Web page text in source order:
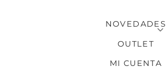
NOVEDADES
OUTLET
MI CUENTA